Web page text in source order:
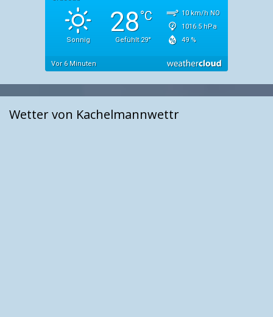
Wetter von Kachelmannwettr